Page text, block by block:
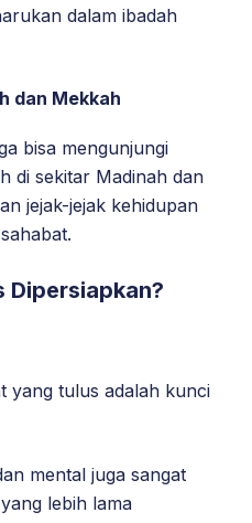
dalam ibadah
dan Mekkah
bisa mengunjungi
di sekitar Madinah dan
jejak-jejak kehidupan
Dipersiapkan?
yang tulus adalah kunci
mental juga sangat
lebih lama